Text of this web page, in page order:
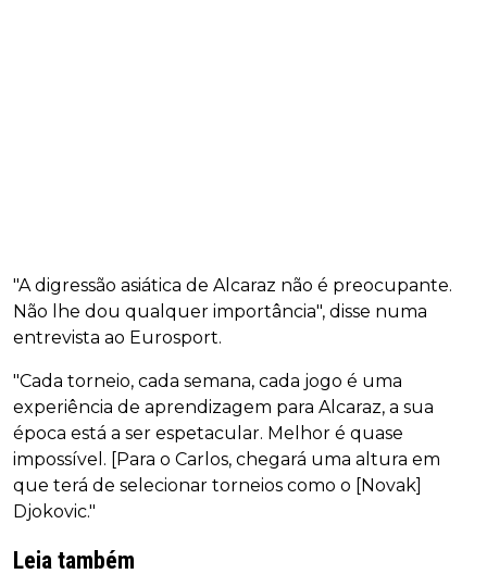
"A digressão asiática de Alcaraz não é preocupante.
Não lhe dou qualquer importância", disse numa
entrevista ao Eurosport.
"Cada torneio, cada semana, cada jogo é uma
experiência de aprendizagem para Alcaraz, a sua
época está a ser espetacular. Melhor é quase
impossível. [Para o Carlos, chegará uma altura em
que terá de selecionar torneios como o [Novak]
Djokovic."
Leia também